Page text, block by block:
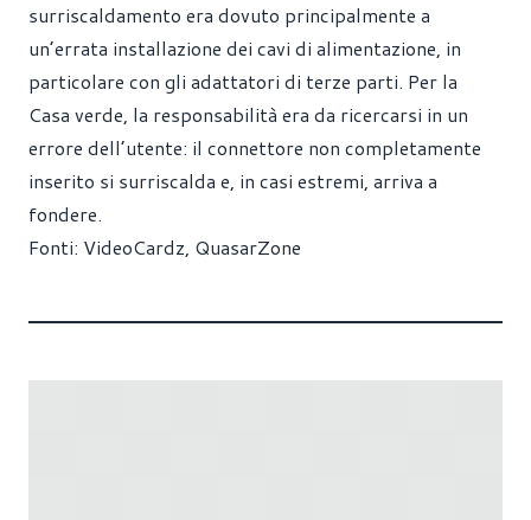
surriscaldamento era dovuto principalmente a
un’errata installazione dei cavi di alimentazione, in
particolare con gli adattatori di terze parti. Per la
Casa verde, la responsabilità era da ricercarsi in un
errore dell’utente: il connettore non completamente
inserito si surriscalda e, in casi estremi, arriva a
fondere.
Fonti: VideoCardz, QuasarZone